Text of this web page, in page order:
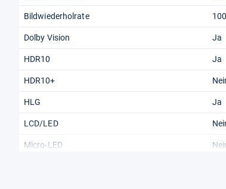
Bildwiederholrate
Dolby Vision Ja
HDR10 Ja
HDR10+
HLG Ja
LCD/LED
Micro-LED